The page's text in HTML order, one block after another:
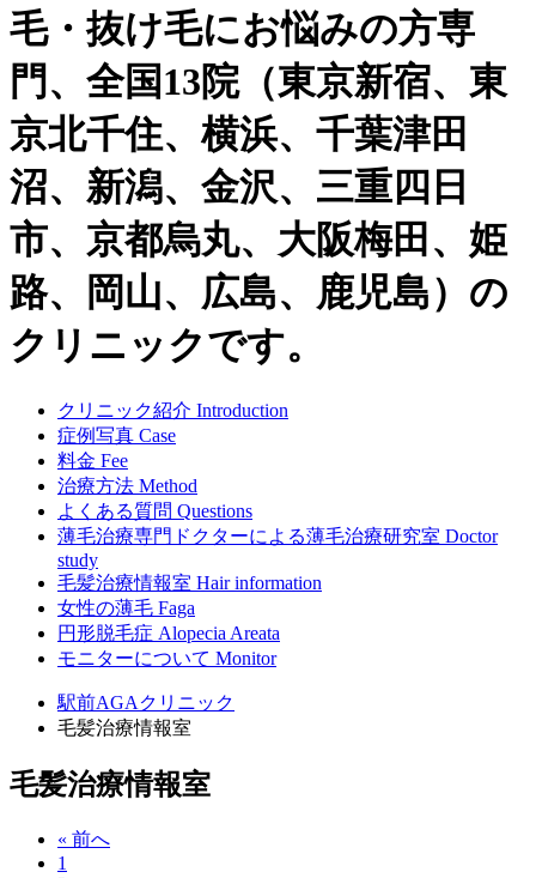
毛・抜け毛にお悩みの方専
門、全国13院（東京新宿、東
京北千住、横浜、千葉津田
沼、新潟、金沢、三重四日
市、京都烏丸、大阪梅田、姫
路、岡山、広島、鹿児島）の
クリニックです。
クリニック紹介 Introduction
症例写真 Case
料金 Fee
治療方法 Method
よくある質問 Questions
薄毛治療専門ドクターによる薄毛治療研究室 Doctor
study
毛髪治療情報室 Hair information
女性の薄毛 Faga
円形脱毛症 Alopecia Areata
モニターについて Monitor
駅前AGAクリニック
毛髪治療情報室
毛髪治療情報室
« 前へ
1